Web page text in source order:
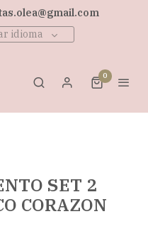
idioma
0
SET 2
CORAZON